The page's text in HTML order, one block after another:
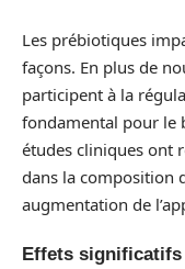
Les prébiotiques
façons. En plus de
participent à la
fondamental pour le
études cliniques ont
dans la composition
augmentation de
Effets